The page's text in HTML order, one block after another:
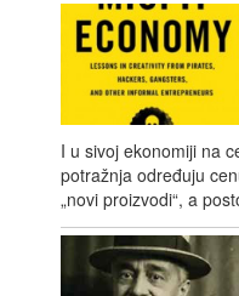
I u sivoj ekonomiji na
potražnja određuju
„novi proizvodi“, a